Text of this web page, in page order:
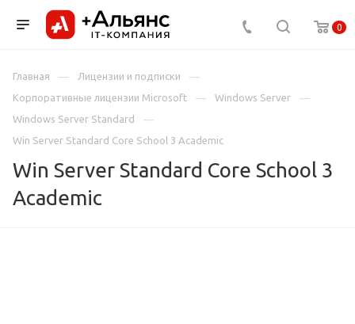
0
Главная
Лицензии и подписки
Корпоративные лицензии Microsoft
Windows Server
Windows Server Standard
Win Server Standard Core School 3 Academic
Win Server Standard Core School 3
Academic